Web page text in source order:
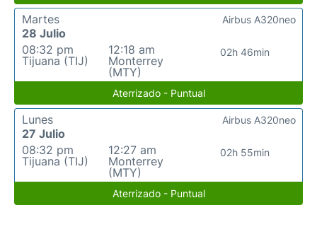
Martes
28 Julio
08:32 pm
Tijuana (TIJ)
12:18 am
Monterrey
(MTY)
02h 46min
Airbus A320neo
Aterrizado - Puntual
Lunes
27 Julio
08:32 pm
Tijuana (TIJ)
12:27 am
Monterrey
(MTY)
02h 55min
Airbus A320neo
Aterrizado - Puntual